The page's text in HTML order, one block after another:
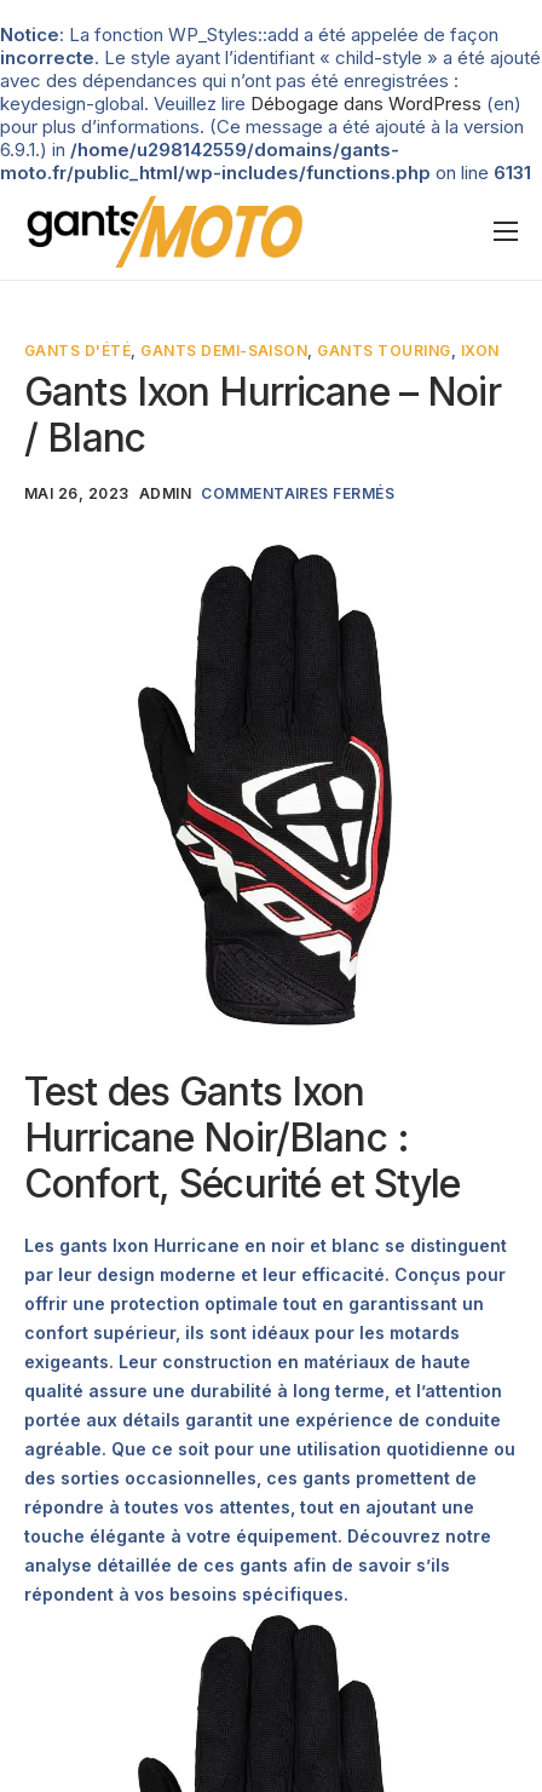
Notice: La fonction WP_Styles::add a été appelée de façon
incorrecte. Le style ayant l’identifiant « child-style » a été ajouté
avec des dépendances qui n’ont pas été enregistrées :
keydesign-global. Veuillez lire Débogage dans WordPress (en)
pour plus d’informations. (Ce message a été ajouté à la version
6.9.1.) in /home/u298142559/domains/gants-
moto.fr/public_html/wp-includes/functions.php on line 6131
Nos tests
Types de gants
Guide d’achat
GANTS D'ÉTÉ GANTS DEMI-SAISON GANTS TOURING IXON
Gants Ixon Hurricane – Noir
/ Blanc
MAI 26, 2023 ADMIN COMMENTAIRES FERMÉS
Test des Gants Ixon
Hurricane Noir/Blanc :
Confort, Sécurité et Style
Les gants Ixon Hurricane en noir et blanc se distinguent
par leur design moderne et leur efficacité. Conçus pour
offrir une protection optimale tout en garantissant un
confort supérieur, ils sont idéaux pour les motards
exigeants. Leur construction en matériaux de haute
qualité assure une durabilité à long terme, et l’attention
portée aux détails garantit une expérience de conduite
agréable. Que ce soit pour une utilisation quotidienne ou
des sorties occasionnelles, ces gants promettent de
répondre à toutes vos attentes, tout en ajoutant une
touche élégante à votre équipement. Découvrez notre
analyse détaillée de ces gants afin de savoir s’ils
répondent à vos besoins spécifiques.